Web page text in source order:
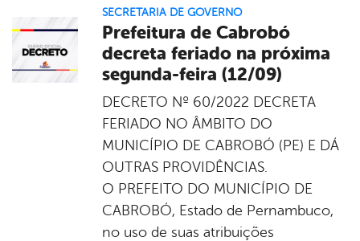
SECRETARIA DE GOVERNO
Prefeitura de Cabrobó
decreta feriado na próxima
segunda-feira (12/09)
DECRETO Nº 60/2022 DECRETA
FERIADO NO ÂMBITO DO
MUNICÍPIO DE CABROBÓ (PE) E DÁ
OUTRAS PROVIDÊNCIAS.
O PREFEITO DO MUNICÍPIO DE
CABROBÓ, Estado de Pernambuco,
no uso de suas atribuições